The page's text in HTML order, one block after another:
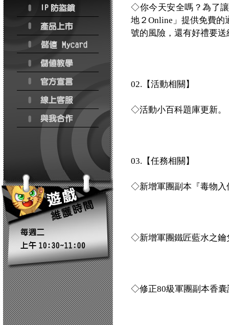
◇你今天安全嗎？為了
地２Online」提供免費
號的風險，還有好禮要送
02.【活動相關】
◇活動小百科題庫更新。
03.【任務相關】
◇新增軍團副本『毒物入
◇新增軍團鐵匠藍水之鑰
◇修正80級軍團副本香囊